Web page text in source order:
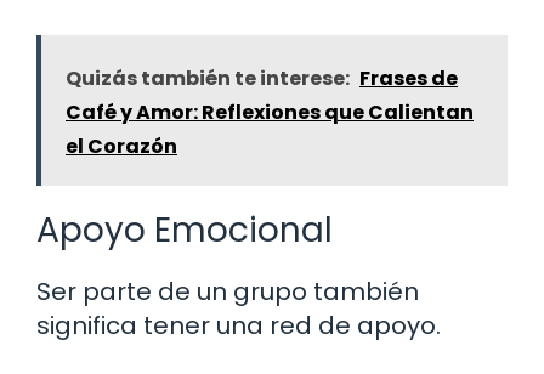
Quizás también te interese: Frases de
Café y Amor: Reflexiones que Calientan
el Corazón
Apoyo Emocional
Ser parte de un grupo también
significa tener una red de apoyo.